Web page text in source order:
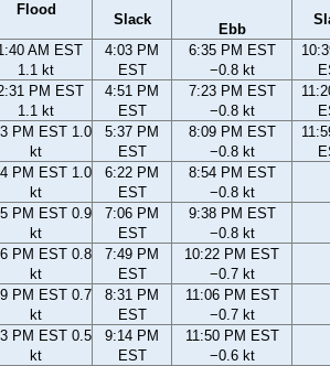
Flood
Slack
Ebb
AM EST
1.1 kt
4:03 PM
EST
6:35 PM EST
−0.8 kt
PM EST
1.1 kt
4:51 PM
EST
7:23 PM EST
−0.8 kt
PM EST 1.0
kt
5:37 PM
EST
8:09 PM EST
−0.8 kt
PM EST 1.0
kt
6:22 PM
EST
8:54 PM EST
−0.8 kt
PM EST 0.9
kt
7:06 PM
EST
9:38 PM EST
−0.8 kt
PM EST 0.8
kt
7:49 PM
EST
10:22 PM EST
−0.7 kt
PM EST 0.7
kt
8:31 PM
EST
11:06 PM EST
−0.7 kt
PM EST 0.5
kt
9:14 PM
EST
11:50 PM EST
−0.6 kt